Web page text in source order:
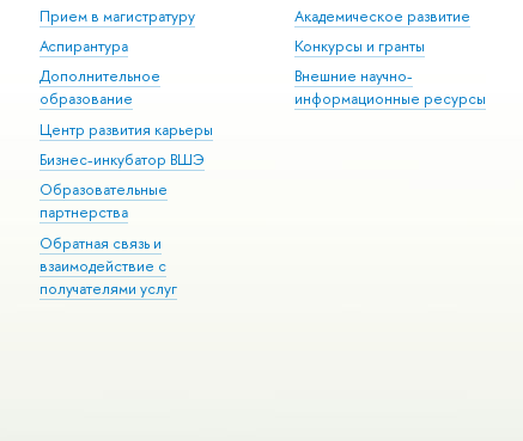
Прием в магистратуру
Аспирантура
Дополнительное
образование
Центр развития карьеры
Бизнес-инкубатор ВШЭ
Образовательные
партнерства
Обратная связь и
взаимодействие с
получателями услуг
Академическое развитие
Конкурсы и гранты
Внешние научно-
информационные ресурсы